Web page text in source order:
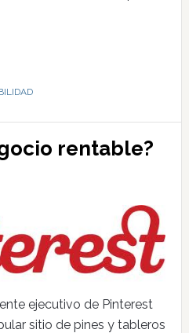
rentable?
ejecutivo de Pinterest
sitio de pines y tableros